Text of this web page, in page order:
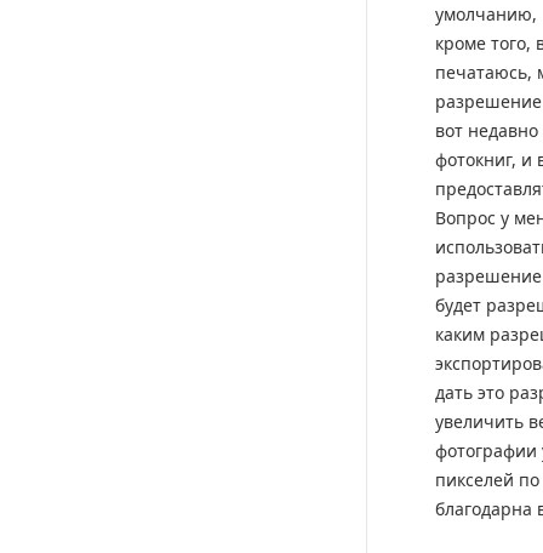
умолчанию,
кроме того,
печатаюсь,
вот
фотокниг, и
Вопрос у
будет
каким
дать это
увеличить
фотографии
пикселей
благодарна